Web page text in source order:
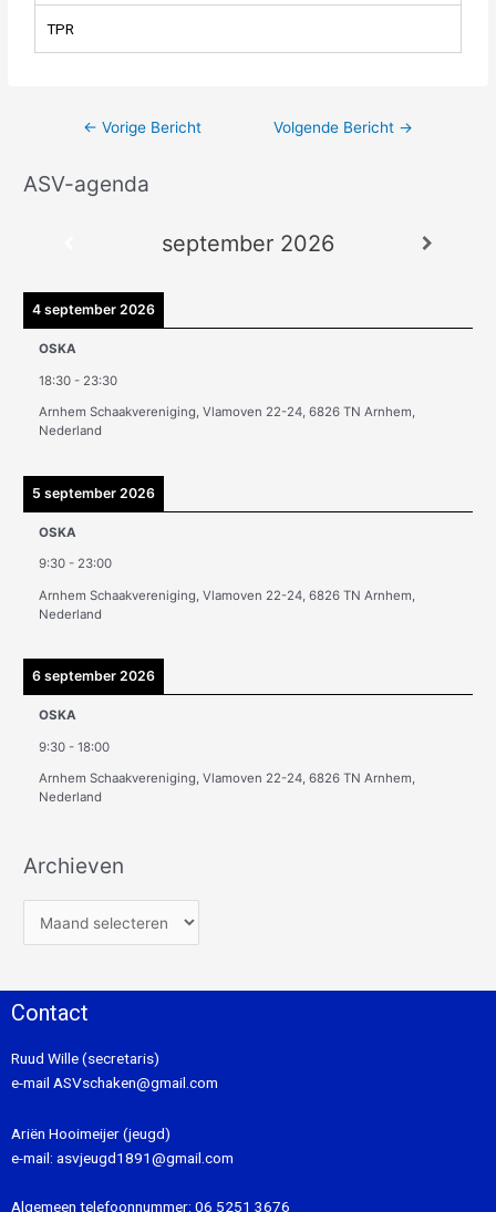
TPR
← Vorige Bericht Volgende Bericht →
ASV-agenda
september 2026
4 september 2026
OSKA
18:30 - 23:30
Arnhem Schaakvereniging, Vlamoven 22-24, 6826 TN Arnhem,
Nederland
5 september 2026
OSKA
9:30 - 23:00
Arnhem Schaakvereniging, Vlamoven 22-24, 6826 TN Arnhem,
Nederland
6 september 2026
OSKA
9:30 -18:00
Arnhem Schaakvereniging, Vlamoven 22-24, 6826 TN Arnhem,
Nederland
Archieven
A
e
Contact
Ruud Wille (secretaris)
e-mail ASVschaken@gmail.com
Ariën Hooimeijer (jeugd)
e-mail: asvjeugd1891@gmail.com
Algemeen telefoonnummer: 06 5251 3676